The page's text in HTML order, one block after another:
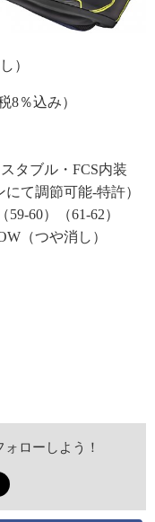
）
8％込み）
タブル・FCS内装
て調節可能‐特許）
60）（61-62）
（つや消し）
ォローしよう！